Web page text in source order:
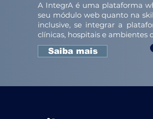
A IntegrA é uma plataforma
seu módulo web quanto na
inclusive, se integrar a
clínicas, hospitais e ambientes
Saiba mais